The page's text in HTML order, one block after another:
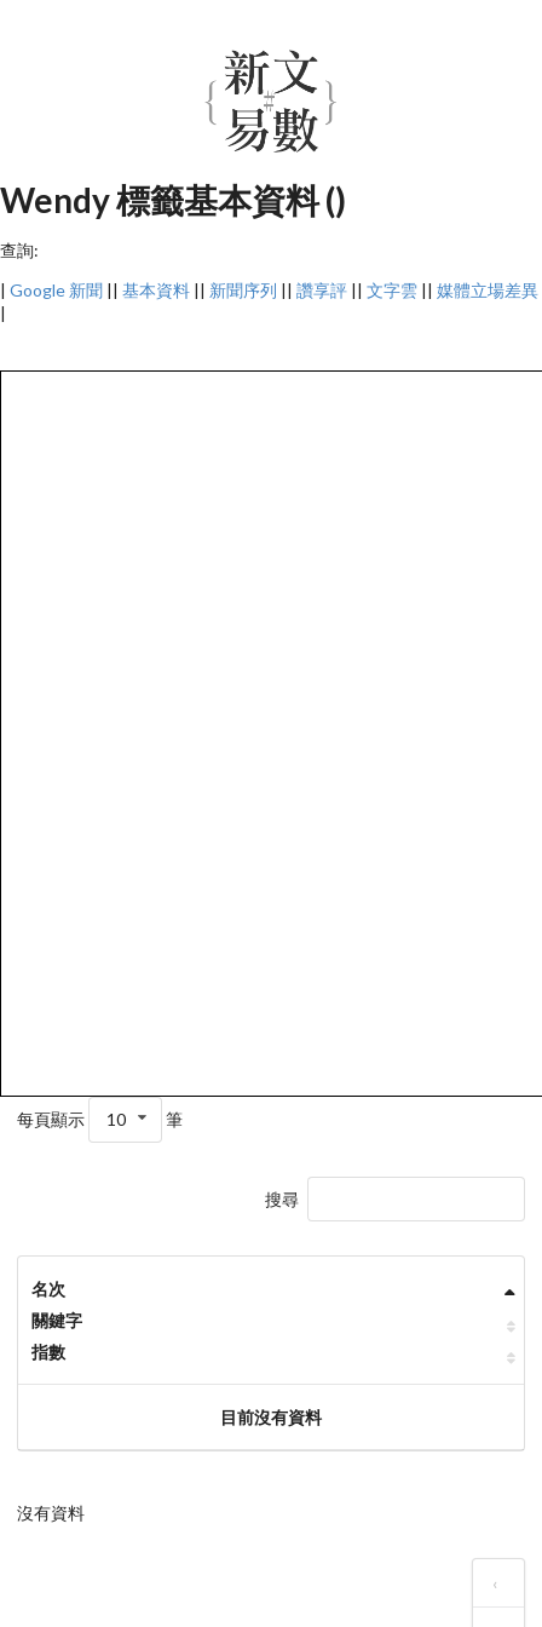
Wendy 標籤基本資料 ()
查詢:
| Google 新聞 || 基本資料 || 新聞序列 || 讚享評 || 文字雲 || 媒體立場差異
|
每頁顯示 10 筆
搜尋
名次
關鍵字
指數
目前沒有資料
沒有資料
‹